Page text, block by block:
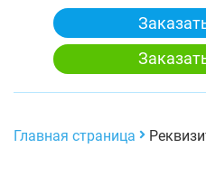
Главная страница